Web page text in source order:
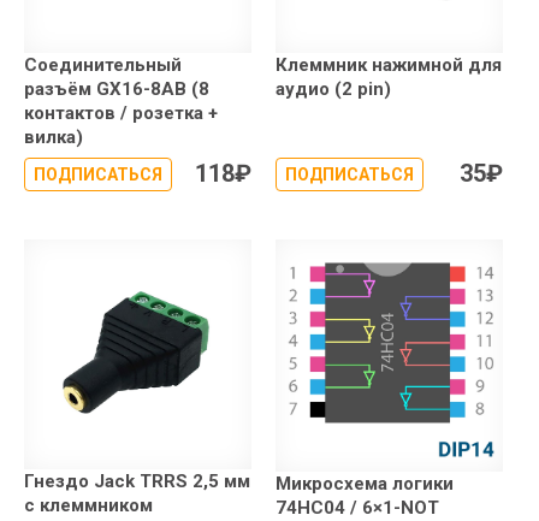
Соединительный
разъём GX16-8AB (8
контактов / розетка +
вилка)
ПОДПИСАТЬСЯ 118₽
Клеммник нажимной для
аудио (2 pin)
ПОДПИСАТЬСЯ 35₽
Гнездо Jack TRRS 2,5 мм
с клеммником
Микроcхема логики
74HC04 / 6×1-NOT